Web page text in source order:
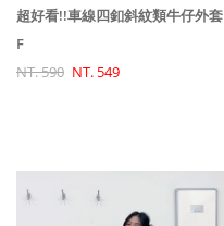
超好看!!車線四釦斜紋類牛仔外套
F
NT. 590 NT. 549